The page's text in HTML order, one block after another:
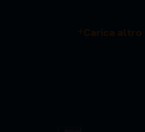
Carica altro